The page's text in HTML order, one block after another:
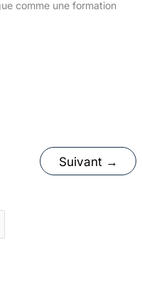
comme une formation
Suivant →